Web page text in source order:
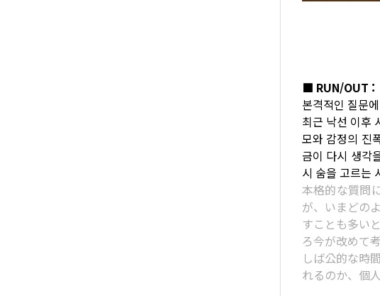
■ RUN/OUT :
본격적인 질문
최근 낙선 이후
모와 감정의 진
금이 다시 생각
시 숨을 고르는
本格的な質問
が、いまどの
すことも多い
ろ今が改めて
しば公的な時
れるのか、個